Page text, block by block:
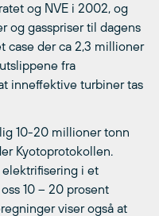
og NVE i 2002, og
og gasspriser til dagens
case der ca 2,3 millioner
fra
inneffektive turbiner tas
10-20 millioner tonn
Kyotoprotokollen.
i et
10 – 20 prosent
viser også at